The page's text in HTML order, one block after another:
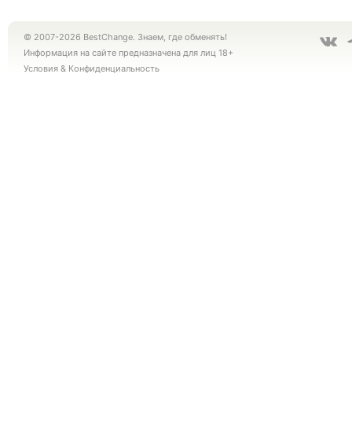
© 2007-2026 BestChange. Знаем, где обменять!
Информация на сайте предназначена для лиц 18+
Условия & Конфиденциальность